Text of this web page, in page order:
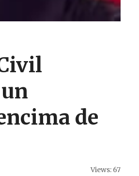
de
Views: 67